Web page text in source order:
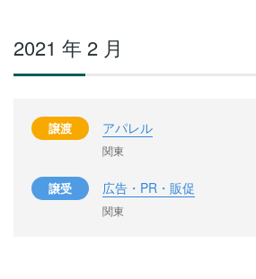
2021 年 2 月
譲渡 アパレル
関東
譲受 広告・PR・販促
関東